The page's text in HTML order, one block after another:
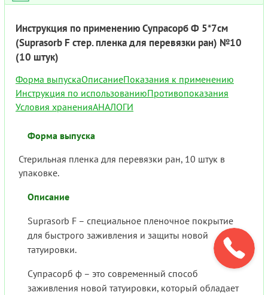
Инструкция по применению Супрасорб Ф 5*7см
(Suprasorb F стер. пленка для перевязки ран) №10
(10 штук)
Форма выпускаОписаниеПоказания к применению
Инструкция по использованиюПротивопоказания
Условия храненияАНАЛОГИ
Форма выпуска
Стерильная пленка для перевязки ран, 10 штук в
упаковке.
Описание
Suprasorb F – специальное пленочное покрытие
для быстрого заживления и защиты новой
татуировки.
Супрасорб ф – это современный способ
заживления новой татуировки, который обладает